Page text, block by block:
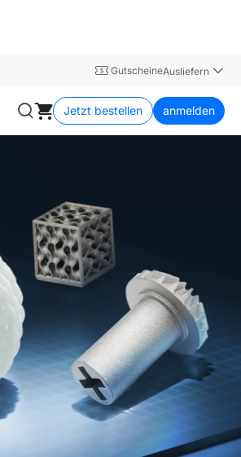
GutscheineAusliefern
Jetzt bestellen anmelden